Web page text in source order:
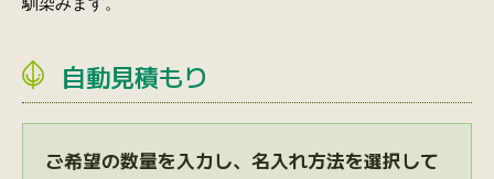
自動見積もり
ご希望の数量を入力し、名入れ方法を選択して